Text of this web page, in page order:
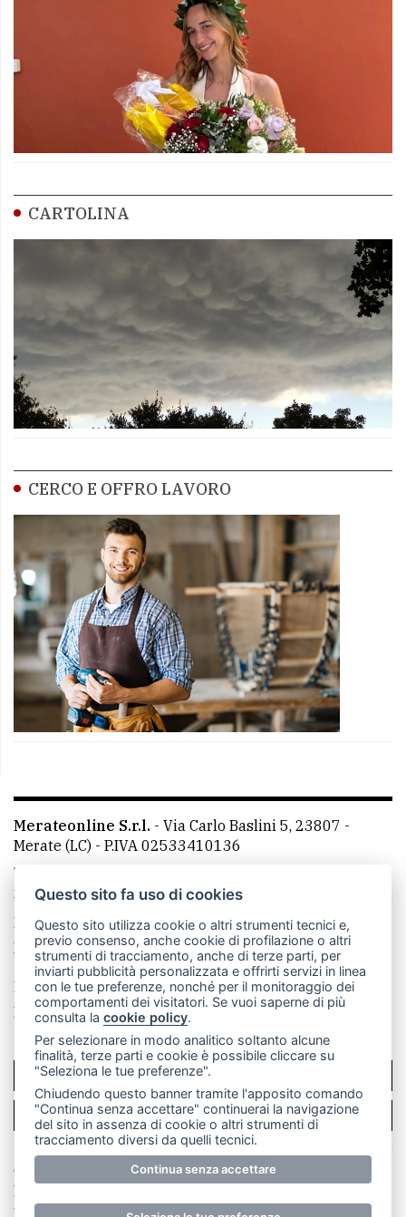
CARTOLINA
CERCO E OFFRO LAVORO
Merateonline S.r.l. - Via Carlo Baslini 5, 23807 -
Merate (LC) - P.IVA 02533410136
Telefono:
mail: redazione@merateonline.it
La redazione
CasateOnline LeccoOnline
RSS
Made by VIP
Privacy policy
Cookie policy
Rivedi le tue scelte sui cookie
SCRIVICI
PER LA TUA PUBBLICITÀ
© Copyright Merateonline S.r.l. - Tutti i diritti riservati.
E' proibita la riproduzione e pubblicazione anche
parziale di testi, articoli e immagini senza la
Questo sito fa uso di cookies
Questo sito utilizza cookie o altri strumenti tecnici e,
previo consenso, anche cookie di profilazione o altri
strumenti di tracciamento, anche di terze parti, per
inviarti pubblicità personalizzata e offrirti servizi in linea
con le tue preferenze, nonché per il monitoraggio dei
comportamenti dei visitatori. Se vuoi saperne di più
consulta lacookie policy.
Per selezionare in modo analitico soltanto alcune
finalità, terze parti e cookie è possibile cliccare su
"Seleziona le tue preferenze".
Chiudendo questo banner tramite l'apposito comando
"Continua senza accettare" continuerai la navigazione
del sito in assenza di cookie o altri strumenti di
tracciamento diversi da quelli tecnici.
Continua senza accettare